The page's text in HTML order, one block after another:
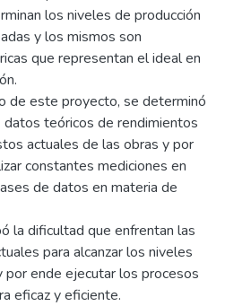
los niveles de producción
y los mismos son
que representan el ideal en
de este proyecto, se determinó
teóricos de rendimientos
actuales de las obras y por
constantes mediciones en
de datos en materia de
la dificultad que enfrentan las
para alcanzar los niveles
ende ejecutar los procesos
eficaz y eficiente.